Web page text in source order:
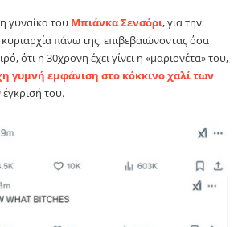
γυναίκα του Μπιάνκα Σενσόρι, για την
κυριαρχία πάνω της, επιβεβαιώνοντας όσα
ότι η 30χρονη έχει γίνει η «μαριονέτα» του,
γυμνή εμφάνιση στο κόκκινο χαλί των
έγκρισή του.